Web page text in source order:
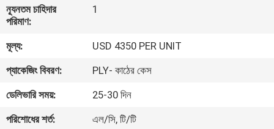
কারখানা
গুণমান
নিয়ন্ত্রণ
ন্যূনতম চাহিদার
পরিমাণ:
1
মূল্য:
USD 4350 PER UNIT
প্যাকেজিং বিবরণ:
PLY- কাঠের কেস
ডেলিভারি সময়:
25-30 দিন
পরিশোধের শর্ত:
এল/সি, টি/টি